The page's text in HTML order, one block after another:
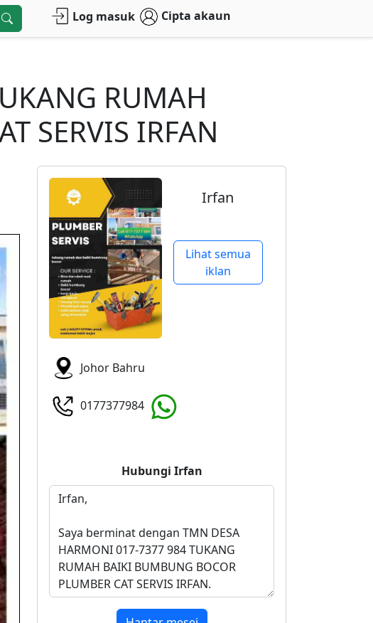
Log masuk Cipta akaun
RUMAH
SERVIS IRFAN
Irfan
Lihat semua
iklan
Johor Bahru
0177377984
Hubungi Irfan